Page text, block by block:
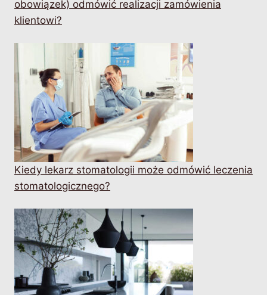
obowiązek) odmówić realizacji zamówienia
klientowi?
Kiedy lekarz stomatologii może odmówić leczenia
stomatologicznego?